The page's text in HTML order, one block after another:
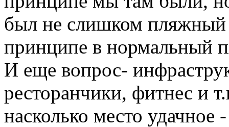
был не слишком
принципе в нормальный
И еще вопрос-
ресторанчики, фитнес и
насколько место удачное